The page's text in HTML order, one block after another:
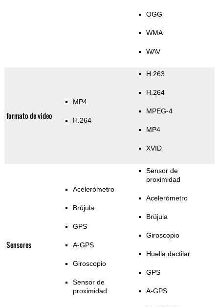
OGG
WMA
WAV
formato de video
MP4
H.264
H.263
H.264
MPEG-4
MP4
XVID
Sensores
Acelerómetro
Brújula
GPS
A-GPS
Giroscopio
Sensor de
proximidad
Sensor de
proximidad
Acelerómetro
Brújula
Giroscopio
Huella dactilar
GPS
A-GPS